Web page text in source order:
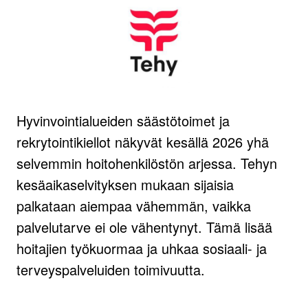
Hyvinvointialueiden säästötoimet ja
rekrytointikiellot näkyvät kesällä 2026 yhä
selvemmin hoitohenkilöstön arjessa. Tehyn
kesäaikaselvityksen mukaan sijaisia
palkataan aiempaa vähemmän, vaikka
palvelutarve ei ole vähentynyt. Tämä lisää
hoitajien työkuormaa ja uhkaa sosiaali- ja
terveyspalveluiden toimivuutta.